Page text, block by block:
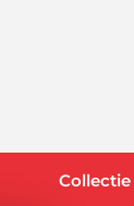
Collectie